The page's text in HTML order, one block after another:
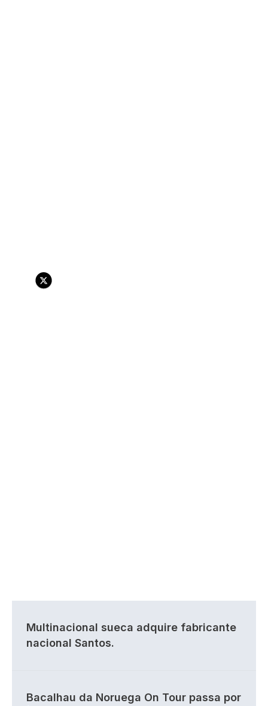
Multinacional sueca adquire fabricante
nacional Santos.
Bacalhau da Noruega On Tour passa por